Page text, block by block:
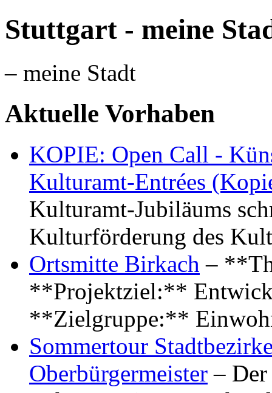
Stuttgart - meine
– meine Stadt
Aktuelle Vorhaben
KOPIE: Open Call -
Kulturamt-Entrées
Kulturamt-Jubiläums
Kulturförderung des
Ortsmitte Birkach –
**Projektziel:**
**Zielgruppe:**
Sommertour
Oberbürgermeister –